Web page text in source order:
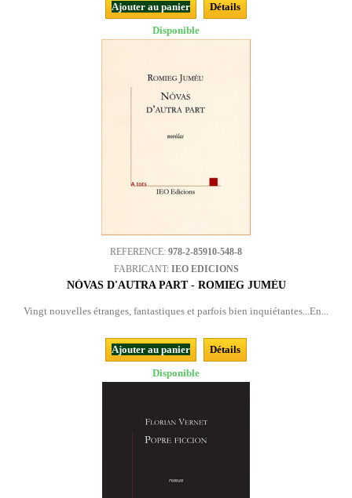
Ajouter au panier
Détails
Disponible
REFERENCE: 978-2-85910-548-8
FABRICANT: IEO EDICIONS
NÒVAS D'AUTRA PART - ROMIEG JUMÈU
Vingt nouvelles étranges, fantastiques et parfois bien inquiétantes...En...
Ajouter au panier
Détails
Disponible